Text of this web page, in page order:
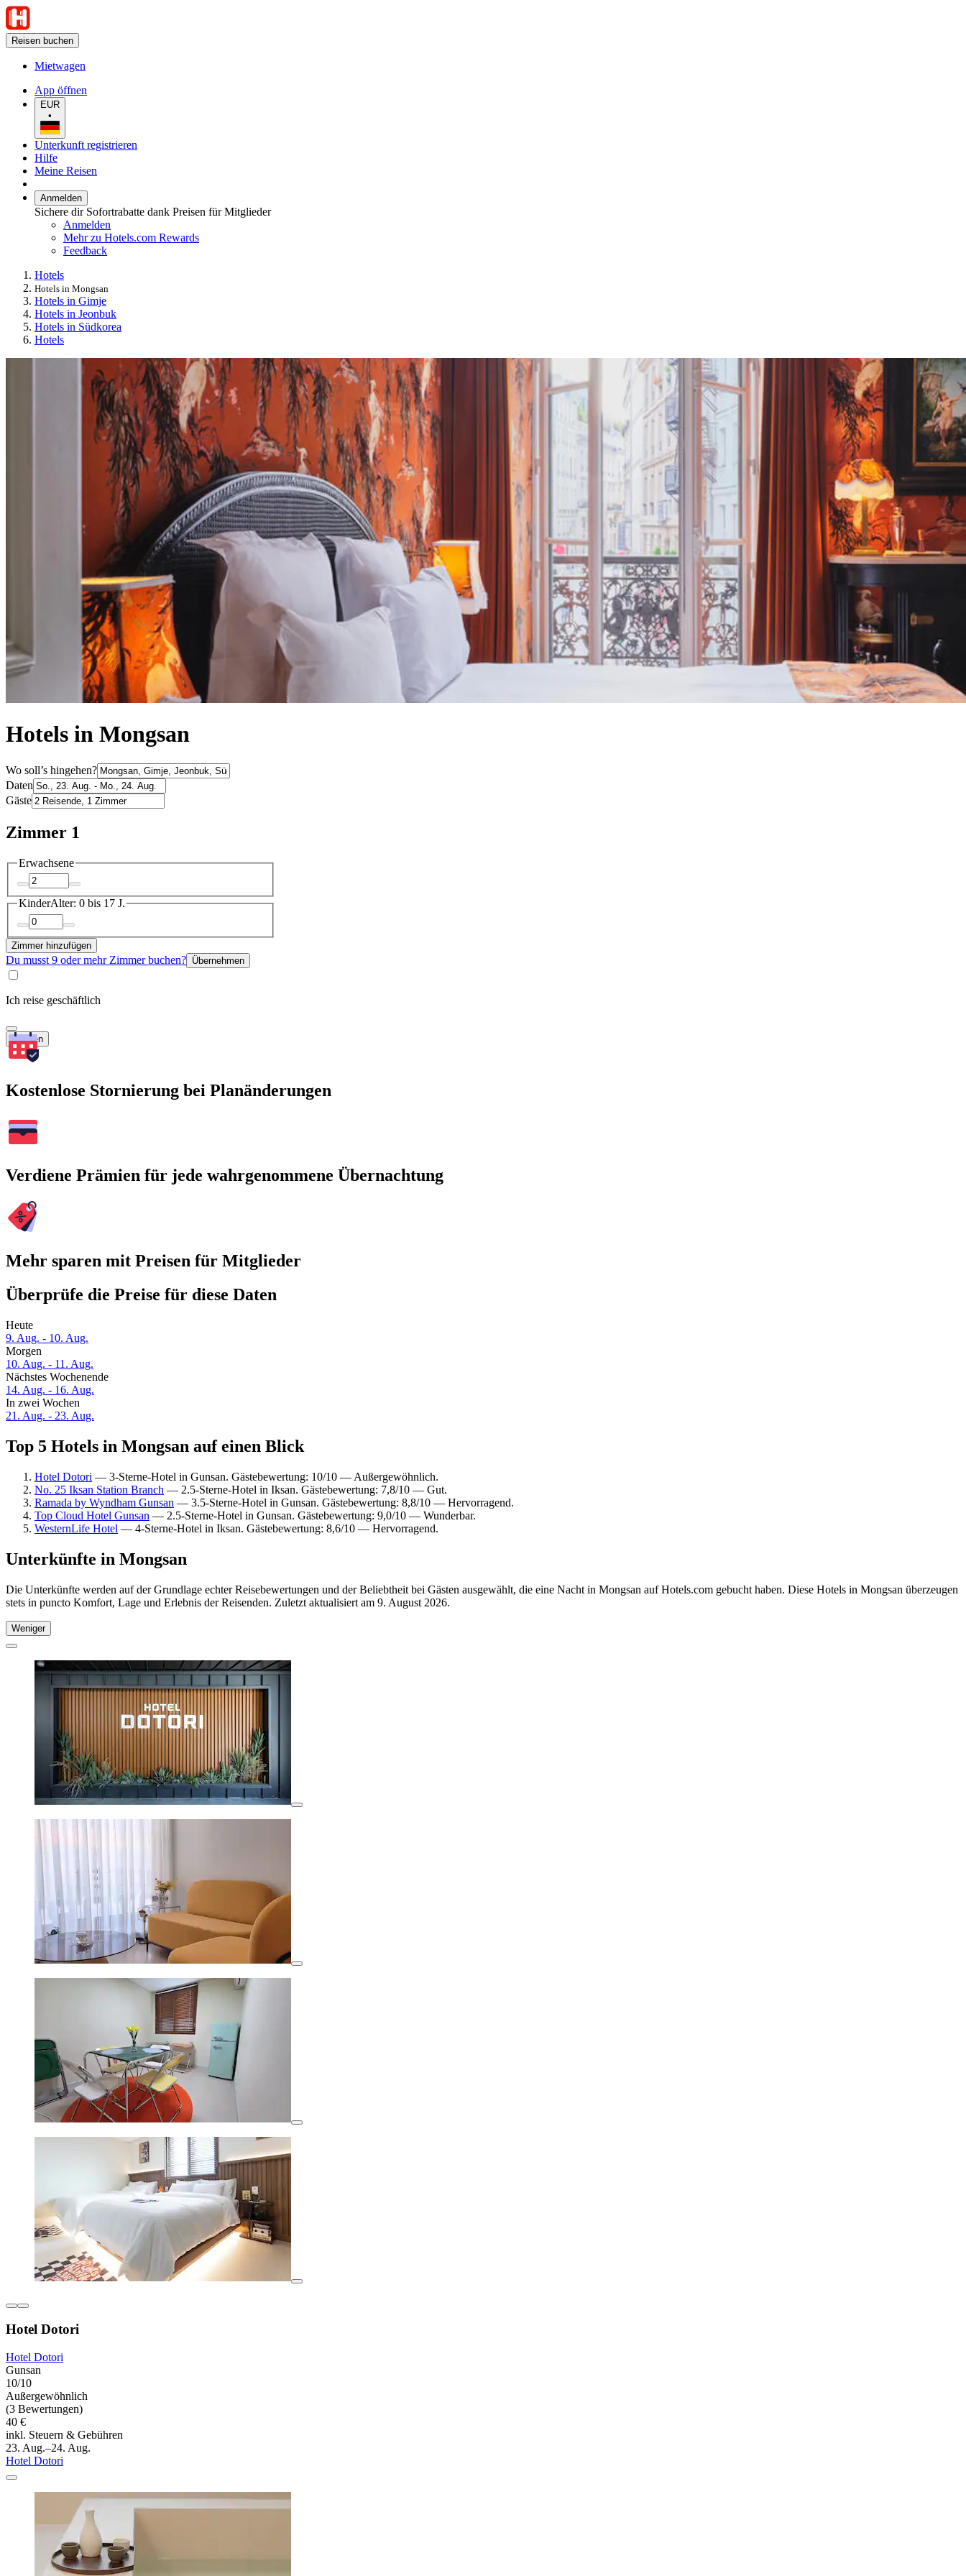
Reisen buchen
Mietwagen
App öffnen
EUR
•
Unterkunft registrieren
Hilfe
Meine Reisen
Anmelden
Sichere dir Sofortrabatte dank Preisen für Mitglieder
Anmelden
Mehr zu Hotels.com Rewards
Feedback
Hotels
Hotels in Mongsan
Hotels in Gimje
Hotels in Jeonbuk
Hotels in Südkorea
Hotels
Hotels in Mongsan
Wo soll’s hingehen?
Daten
Gäste
Zimmer 1
Erwachsene
KinderAlter: 0 bis 17 J.
Zimmer hinzufügen
Du musst 9 oder mehr Zimmer buchen? Übernehmen
Ich reise geschäftlich
Suchen
Kostenlose Stornierung bei Planänderungen
Verdiene Prämien für jede wahrgenommene Übernachtung
Mehr sparen mit Preisen für Mitglieder
Überprüfe die Preise für diese Daten
Heute
9. Aug. - 10. Aug.
Morgen
10. Aug. - 11. Aug.
Nächstes Wochenende
14. Aug. - 16. Aug.
In zwei Wochen
21. Aug. - 23. Aug.
Top 5 Hotels in Mongsan auf einen Blick
Hotel Dotori — 3-Sterne-Hotel in Gunsan. Gästebewertung: 10/10 — Außergewöhnlich.
No. 25 Iksan Station Branch — 2.5-Sterne-Hotel in Iksan. Gästebewertung: 7,8/10 — Gut.
Ramada by Wyndham Gunsan — 3.5-Sterne-Hotel in Gunsan. Gästebewertung: 8,8/10 — Hervorragend.
Top Cloud Hotel Gunsan — 2.5-Sterne-Hotel in Gunsan. Gästebewertung: 9,0/10 — Wunderbar.
WesternLife Hotel — 4-Sterne-Hotel in Iksan. Gästebewertung: 8,6/10 — Hervorragend.
Unterkünfte in Mongsan
Die Unterkünfte werden auf der Grundlage echter Reisebewertungen und der Beliebtheit bei Gästen ausgewählt, die eine Nacht in Mongsan auf Hotels.com gebucht haben. Diese Hotels in Mongsan überzeugen
stets in puncto Komfort, Lage und Erlebnis der Reisenden. Zuletzt aktualisiert am 9. August 2026.
Weniger
Hotel Dotori
Hotel Dotori
Gunsan
10/10
Außergewöhnlich
(3 Bewertungen)
40 €
inkl. Steuern & Gebühren
23. Aug.–24. Aug.
Hotel Dotori